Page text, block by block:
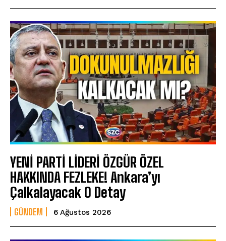
YENİ PARTİ LİDERİ ÖZGÜR ÖZEL
HAKKINDA FEZLEKE! Ankara’yı
Çalkalayacak O Detay
GÜNDEM 6 Ağustos 2026